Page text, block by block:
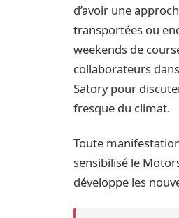
d’avoir une
transportées ou
weekends de
collaborateurs
Satory pour
fresque du climat.
Toute
sensibilisé le
développe les